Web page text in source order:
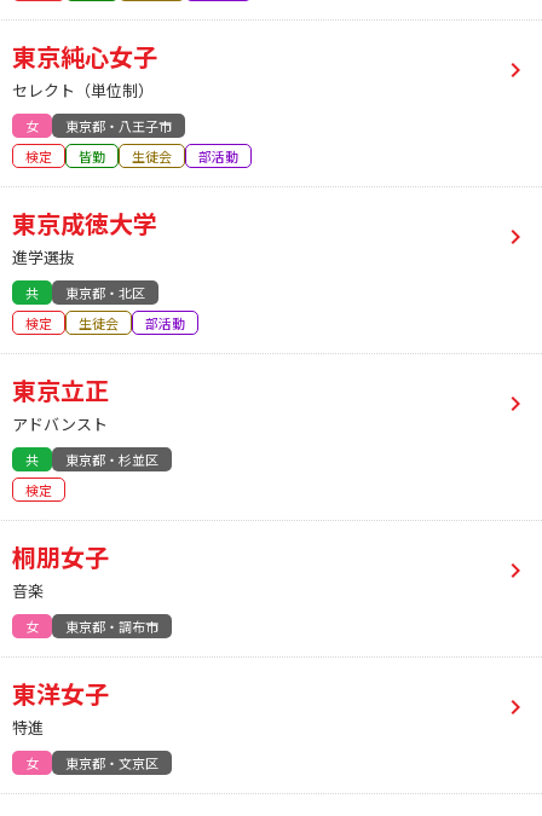
東京純心女子
セレクト（単位制）
女
東京都・八王子市
検定
皆勤 生徒会 部活動
東京成徳大学
進学選抜
共
東京都・北区
検定
生徒会 部活動
東京立正
アドバンスト
共
東京都・杉並区
検定
桐朋女子
音楽
女 東京都・調布市
東洋女子
特進
女 東京都・文京区